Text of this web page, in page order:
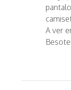
A ver